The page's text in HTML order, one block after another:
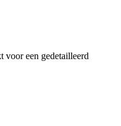
een gedetailleerd